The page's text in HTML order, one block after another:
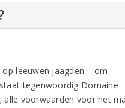
op leeuwen jaagden – om
tegenwoordig Domaine
voorwaarden voor het